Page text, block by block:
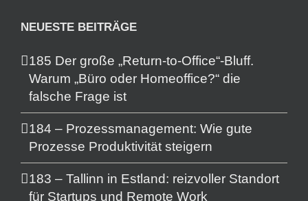
NEUESTE BEITRÄGE
185 Der große „Return-to-Office“-Bluff.
Warum „Büro oder Homeoffice?“ die
falsche Frage ist
184 – Prozessmanagement: Wie gute
Prozesse Produktivität steigern
183 – Tallinn in Estland: reizvoller Standort
für Startups und Remote Work